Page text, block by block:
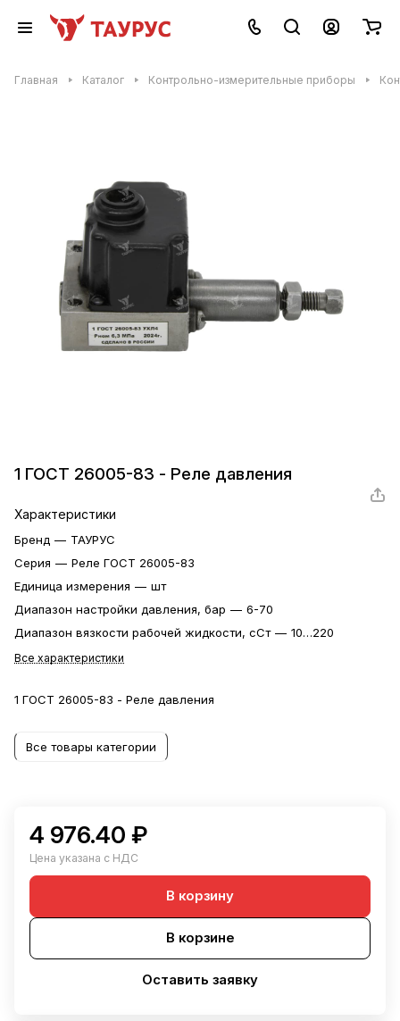
Главная Каталог Контрольно-измерительные приборы
1 ГОСТ 26005-83 - Реле давления
Характеристики
Бренд — ТАУРУС
Серия — Реле ГОСТ 26005-83
Единица измерения — шт
Диапазон настройки давления, бар — 6-70
Диапазон вязкости рабочей жидкости, сСт — 10…220
Все характеристики
1 ГОСТ 26005-83 - Реле давления
Все товары категории
4 976.40 ₽
Цена указана с НДС
В корзину
В корзине
Оставить заявку